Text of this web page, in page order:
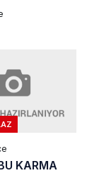
KARMA